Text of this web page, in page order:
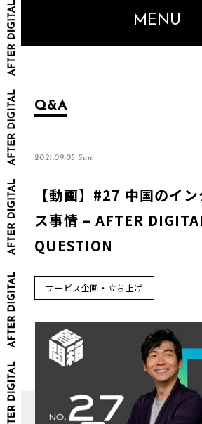
MENU
Q&A
2021.09.05 Sun.
【動画】#27 中国のイ
ス事情 – AFTER
QUESTION
サービス企画・立ち上げ